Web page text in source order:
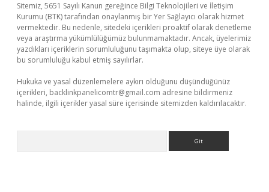
Sitemiz, 5651 Sayılı Kanun gereğince Bilgi Teknolojileri ve İletişim
Kurumu (BTK) tarafından onaylanmış bir Yer Sağlayıcı olarak hizmet
vermektedir. Bu nedenle, sitedeki içerikleri proaktif olarak denetleme
veya araştırma yükümlülüğümüz bulunmamaktadır. Ancak, üyelerimiz
yazdıkları içeriklerin sorumluluğunu taşımakta olup, siteye üye olarak
bu sorumluluğu kabul etmiş sayılırlar.
Hukuka ve yasal düzenlemelere aykırı olduğunu düşündüğünüz
içerikleri, backlinkpanelicomtr@gmail.com adresine bildirmeniz
halinde, ilgili içerikler yasal süre içerisinde sitemizden kaldırılacaktır.